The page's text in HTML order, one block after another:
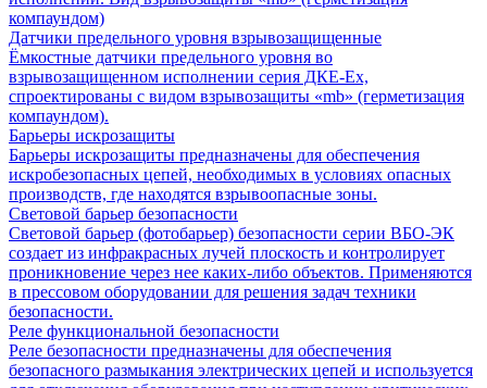
компаундом)
Датчики предельного уровня взрывозащищенные
Ёмкостные датчики предельного уровня во
взрывозащищенном исполнении серия ДКЕ-Ех,
спроектированы с видом взрывозащиты «mb» (герметизация
компаундом).
Барьеры искрозащиты
Барьеры искрозащиты предназначены для обеспечения
искробезопасных цепей, необходимых в условиях опасных
производств, где находятся взрывоопасные зоны.
Световой барьер безопасности
Световой барьер (фотобарьер) безопасности серии ВБО-ЭК
создает из инфракрасных лучей плоскость и контролирует
проникновение через нее каких-либо объектов. Применяются
в прессовом оборудовании для решения задач техники
безопасности.
Реле функциональной безопасности
Реле безопасности предназначены для обеспечения
безопасного размыкания электрических цепей и используется